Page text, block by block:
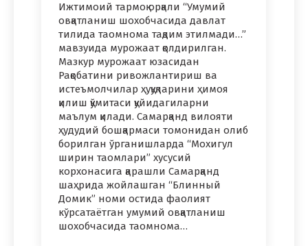
Ижтимоий тармоқ орқали “Умумий
овқатланиш шохобчасида давлат
тилида таомнома тақдим этилмади…”
мавзуида мурожаат қолдирилган.
Мазкур мурожаат юзасидан
Рақобатини ривожлантириш ва
истеъмолчилар ҳуқуқларини ҳимоя
қилиш қўмитаси қуйидагиларни
маълум қилади. Самарқанд вилояти
ҳудудий бошқармаси томонидан олиб
борилган ўрганишларда “Мохигул
ширин таомлари” хусусий
корхонасига қарашли Самарқанд
шаҳридa жойлашган “Блинный
Домик” номи остида фаолият
кўрсатаётган умумий овқатланиш
шохобчасида таомнома…